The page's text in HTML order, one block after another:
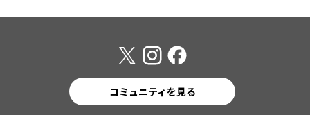
コミュニティを見る